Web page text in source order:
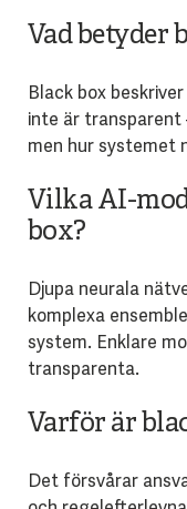
Vad betyder
Black box
inte är transparent
men hur systemet
Vilka AI-
box?
Djupa neurala
komplexa
system. Enklare
transparenta.
Varför är
Det försvårar